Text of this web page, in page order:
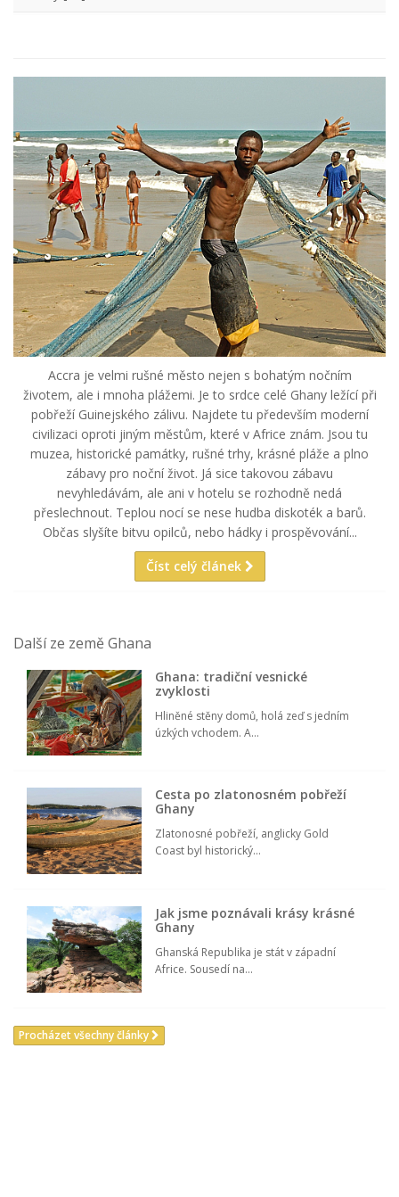
Accra je velmi rušné město nejen s bohatým nočním
životem, ale i mnoha plážemi. Je to srdce celé Ghany ležící při
pobřeží Guinejského zálivu. Najdete tu především moderní
civilizaci oproti jiným městům, které v Africe znám. Jsou tu
muzea, historické památky, rušné trhy, krásné pláže a plno
zábavy pro noční život. Já sice takovou zábavu
nevyhledávám, ale ani v hotelu se rozhodně nedá
přeslechnout. Teplou nocí se nese hudba diskoték a barů.
Občas slyšíte bitvu opilců, nebo hádky i prospěvování...
Číst celý článek
Další ze země Ghana
Ghana: tradiční vesnické
zvyklosti
Hliněné stěny domů, holá zeď s jedním
úzkých vchodem. A...
Cesta po zlatonosném pobřeží
Ghany
Zlatonosné pobřeží, anglicky Gold
Coast byl historický...
Jak jsme poznávali krásy krásné
Ghany
Ghanská Republika je stát v západní
Africe. Sousedí na...
Procházet všechny články